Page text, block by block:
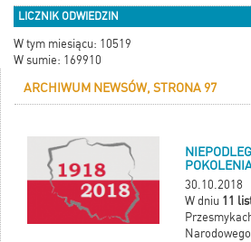
LICZNIK ODWIEDZIN
W tym miesiącu: 10519
W sumie: 169910
ARCHIWUM NEWSÓW, STRONA 97
30.10.2018
W dniu 11